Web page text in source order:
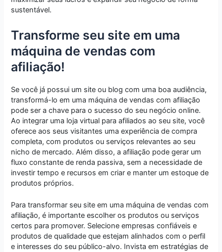
sustentável.
Transforme seu site em uma
máquina de vendas com
afiliação!
Se você já possui um site ou blog com uma boa audiência,
transformá-lo em uma máquina de vendas com afiliação
pode ser a chave para o sucesso do seu negócio online.
Ao integrar uma loja virtual para afiliados ao seu site, você
oferece aos seus visitantes uma experiência de compra
completa, com produtos ou serviços relevantes ao seu
nicho de mercado. Além disso, a afiliação pode gerar um
fluxo constante de renda passiva, sem a necessidade de
investir tempo e recursos em criar e manter um estoque de
produtos próprios.
Para transformar seu site em uma máquina de vendas com
afiliação, é importante escolher os produtos ou serviços
certos para promover. Selecione empresas confiáveis e
produtos de qualidade que estejam alinhados com o perfil
e interesses do seu público-alvo. Invista em estratégias de